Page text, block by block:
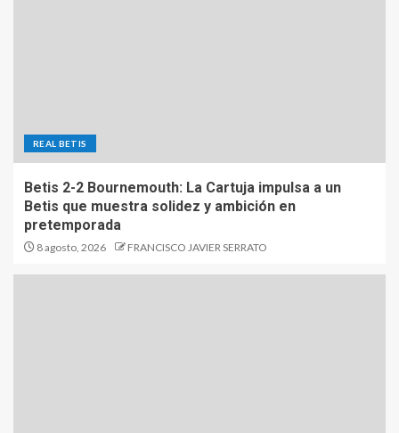
REAL BETIS
Betis 2-2 Bournemouth: La Cartuja impulsa a un
Betis que muestra solidez y ambición en
pretemporada
8 agosto, 2026 FRANCISCO JAVIER SERRATO